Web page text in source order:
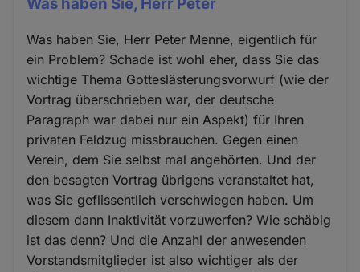
‎Was haben Sie, Herr Peter Menne, eigentlich für
ein Problem? Schade ist wohl eher, dass Sie das
wichtige Thema Gotteslästerungsvorwurf (wie der
Vortrag überschrieben war, der deutsche
Paragraph war dabei nur ein Aspekt) für Ihren
privaten Feldzug missbrauchen. Gegen einen
Verein, dem Sie selbst mal angehörten. Und der
den besagten Vortrag übrigens veranstaltet hat,
was Sie geflissentlich verschwiegen haben. Um
diesem dann Inaktivität vorzuwerfen? Wie schäbig
ist das denn? Und die Anzahl der anwesenden
Vorstandsmitglieder ist also wichtiger als der